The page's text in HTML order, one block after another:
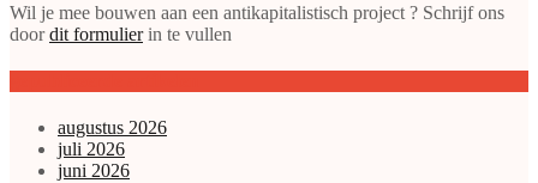
Wil je mee bouwen aan een antikapitalistisch project ? Schrijf ons
doordit formulierin te vullen
augustus 2026
juli 2026
juni 2026